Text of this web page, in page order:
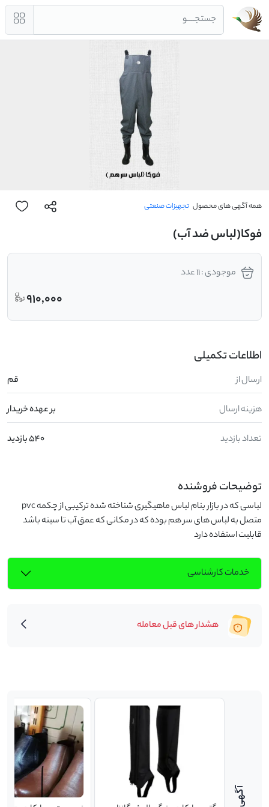
جستجــــو
همه آگهی های محصول تجهیزات صنعتی
فوکا(لباس ضد آب)
موجودی : 11 عدد
910,000
اطلاعات تکمیلی
ارسال از قم
هزینه ارسال بر عهده خریدار
تعداد بازدید 540 بازدید
توضیحات فروشنده
قابلیت استفاده دارد
خدمات کارشناسی
هشدار های قبل معامله